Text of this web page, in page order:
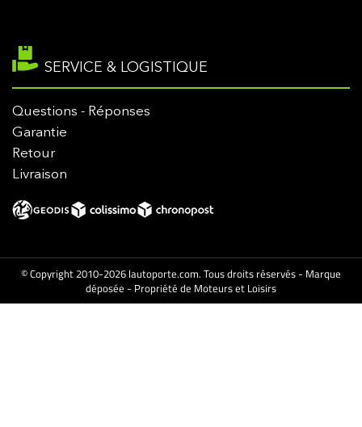
SERVICE & LOGISTIQUE
Questions - Réponses
Garantie
Retour
Livraison
© Copyright 2010-2026 lautoporte.com. Tous droits réservés - Marque
déposée - Propriété de Moteurs et Loisirs